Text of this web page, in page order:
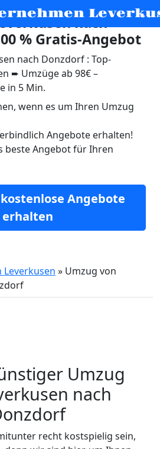
nach
% Gratis-Angebot
nach Donzdorf : Top-
➨ Umzüge ab 98€ –
in 5 Min.
wenn es um Ihren Umzug
Angebote erhalten!
beste Angebot für Ihren
Angebote
erhalten
» Umzug von
Umzug
nach
recht kostspielig sein,